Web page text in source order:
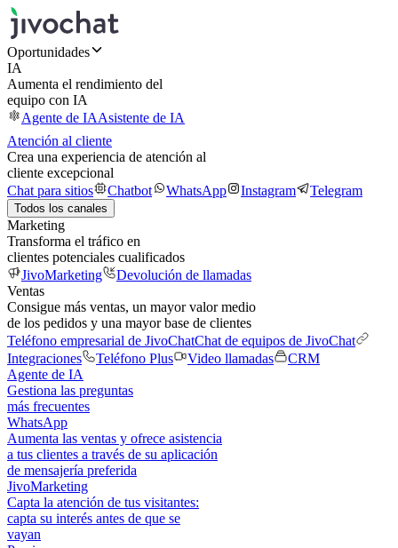
Oportunidades
IA
Aumenta el rendimiento del
equipo con IA
Agente de IAAsistente de IA
Atención al cliente
Crea una experiencia de atención al
cliente excepcional
Chat para sitios
Chatbot WhatsApp Instagram Telegram
Todos los canales
Marketing
Transforma el tráfico en
clientes potenciales cualificados
JivoMarketing
Devolución de llamadas
Ventas
Consigue más ventas, un mayor valor medio
de los pedidos y una mayor base de clientes
Teléfono empresarial de JivoChatChat de equipos de JivoChat
Integraciones
Teléfono Plus Video llamadas
CRM
Agente de IA
Gestiona las preguntas
más frecuentes
WhatsApp
Aumenta las ventas y ofrece asistencia
a tus clientes a través de su aplicación
de mensajería preferida
JivoMarketing
Capta la atención de tus visitantes:
capta su interés antes de que se
vayan